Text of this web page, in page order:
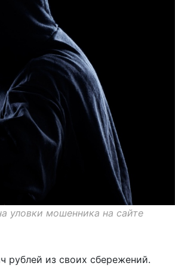
уловки мошенника на сайте
рублей из своих сбережений.